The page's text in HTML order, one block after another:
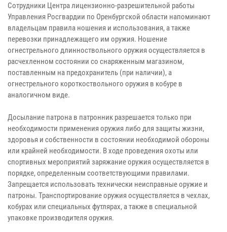
Сотрудники Центра лицензионно-разрешительной работы
Управления Росгвардии по Оренбургской области напоминают
владельцам правила ношения и использования, а также
перевозки принадлежащего им оружия. Ношение
огнестрельного длинноствольного оружия осуществляется в
расчехленном состоянии со снаряженным магазином,
поставленным на предохранитель (при наличии), а
огнестрельного короткоствольного оружия в кобуре в
аналогичном виде.
Досылание патрона в патронник разрешается только при
необходимости применения оружия либо для защиты жизни,
здоровья и собственности в состоянии необходимой обороны
или крайней необходимости. В ходе проведения охоты или
спортивных мероприятий заряжание оружия осуществляется в
порядке, определенным соответствующими правилами.
Запрещается использовать технически неисправные оружие и
патроны. Транспортирование оружия осуществляется в чехлах,
кобурах или специальных футлярах, а также в специальной
упаковке производителя оружия.